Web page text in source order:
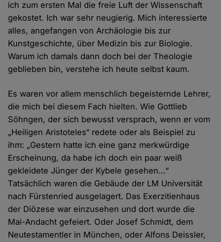
ich zum ersten Mal die freie Luft der Wissenschaft
gekostet. Ich war sehr neugierig. Mich interessierte
alles, angefangen von Archäologie bis zur
Kunstgeschichte, über Medizin bis zur Biologie.
Warum ich damals dann doch bei der Theologie
geblieben bin, verstehe ich heute selbst kaum.
Es waren vor allem menschlich begeisternde Lehrer,
die mich bei diesem Fach hielten. Wie Gottlieb
Söhngen, der sich bewusst versprach, wenn er vom
„Heiligen Aristoteles“ redete oder als Beispiel zu
ihm: „Gestern hatte ich eine ganz merkwürdige
Erscheinung, da habe ich doch ein paar weiß
gekleidete Jünger der Kybele gesehen…“
Tatsächlich waren die Gebäude der LM Universität
nach Fürstenried ausgelagert. Das Exerzitienhaus
der Diözese war einzusehen und dort wurde die
Mai-Andacht gefeiert. Oder Josef Schmidt, dem
Neutestamentler in München, oder Alfons Deissler,